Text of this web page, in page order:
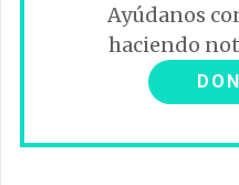
Ayúdanos
haciendo